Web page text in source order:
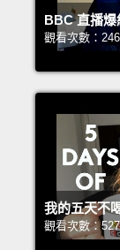
BBC 直播爆
觀看次數：
我的五天不
觀看次數：